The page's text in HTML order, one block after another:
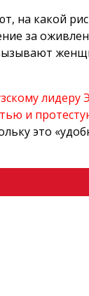
на какой
за
и
это